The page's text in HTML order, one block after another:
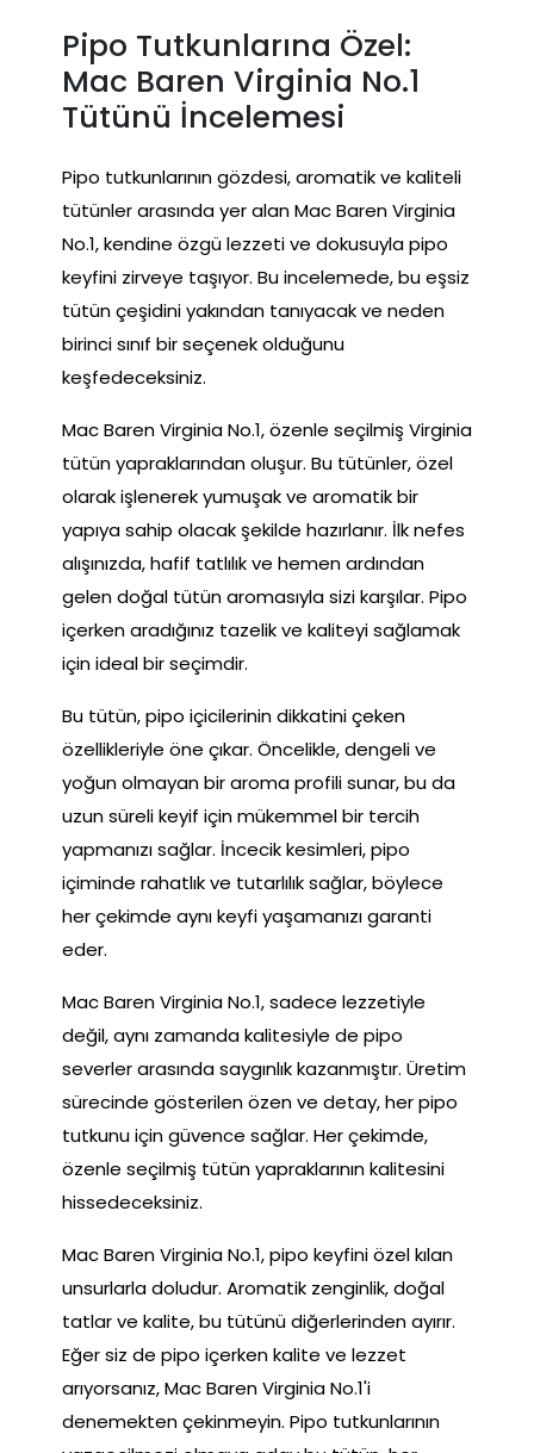
Pipo Tutkunlarına Özel:
Mac Baren Virginia No.1
Tütünü İncelemesi
Pipo tutkunlarının gözdesi, aromatik ve kaliteli
tütünler arasında yer alan Mac Baren Virginia
No.1, kendine özgü lezzeti ve dokusuyla pipo
keyfini zirveye taşıyor. Bu incelemede, bu eşsiz
tütün çeşidini yakından tanıyacak ve neden
birinci sınıf bir seçenek olduğunu
keşfedeceksiniz.
Mac Baren Virginia No.1, özenle seçilmiş Virginia
tütün yapraklarından oluşur. Bu tütünler, özel
olarak işlenerek yumuşak ve aromatik bir
yapıya sahip olacak şekilde hazırlanır. İlk nefes
alışınızda, hafif tatlılık ve hemen ardından
gelen doğal tütün aromasıyla sizi karşılar. Pipo
içerken aradığınız tazelik ve kaliteyi sağlamak
için ideal bir seçimdir.
Bu tütün, pipo içicilerinin dikkatini çeken
özellikleriyle öne çıkar. Öncelikle, dengeli ve
yoğun olmayan bir aroma profili sunar, bu da
uzun süreli keyif için mükemmel bir tercih
yapmanızı sağlar. İncecik kesimleri, pipo
içiminde rahatlık ve tutarlılık sağlar, böylece
her çekimde aynı keyfi yaşamanızı garanti
eder.
Mac Baren Virginia No.1, sadece lezzetiyle
değil, aynı zamanda kalitesiyle de pipo
severler arasında saygınlık kazanmıştır. Üretim
sürecinde gösterilen özen ve detay, her pipo
tutkunu için güvence sağlar. Her çekimde,
özenle seçilmiş tütün yapraklarının kalitesini
hissedeceksiniz.
Mac Baren Virginia No.1, pipo keyfini özel kılan
unsurlarla doludur. Aromatik zenginlik, doğal
tatlar ve kalite, bu tütünü diğerlerinden ayırır.
Eğer siz de pipo içerken kalite ve lezzet
arıyorsanız, Mac Baren Virginia No.1'i
denemekten çekinmeyin. Pipo tutkunlarının